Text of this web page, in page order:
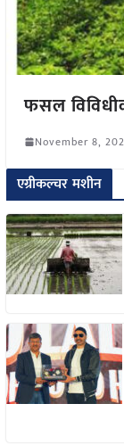
फसल
November 8,
एग्रीकल्चर मशीन